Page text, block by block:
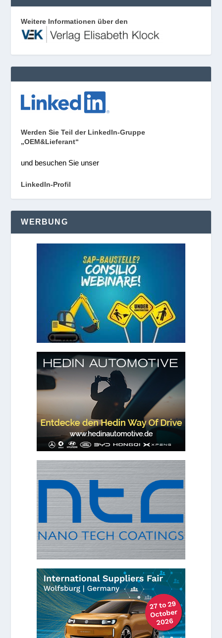
Weitere Informationen über den
Werden Sie Teil der LinkedIn-Gruppe
„OEM&Lieferant“
und besuchen Sie unser
LinkedIn-Profil
WERBUNG